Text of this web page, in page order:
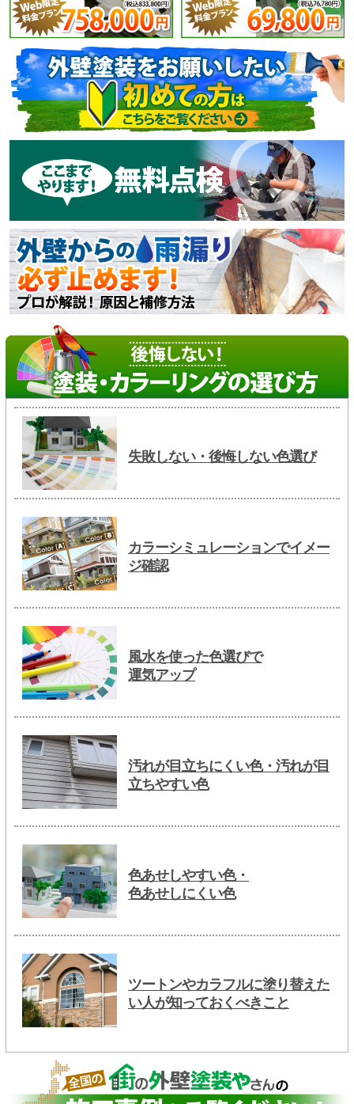
失敗しない・後悔しない色選び
カラーシミュレーションでイメー
ジ確認
風水を使った色選びで
運気アップ
汚れが目立ちにくい色・汚れが目
立ちやすい色
色あせしやすい色・
色あせしにくい色
ツートンやカラフルに塗り替えた
い人が知っておくべきこと